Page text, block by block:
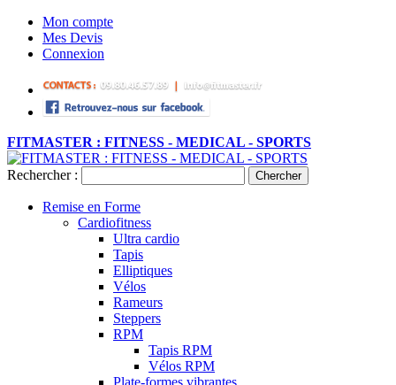
Mon compte
Mes Devis
Connexion
FITMASTER : FITNESS - MEDICAL - SPORTS
Rechercher : Chercher
Remise en Forme
Cardiofitness
Ultra cardio
Tapis
Elliptiques
Vélos
Rameurs
Steppers
RPM
Tapis RPM
Vélos RPM
Plate-formes vibrantes